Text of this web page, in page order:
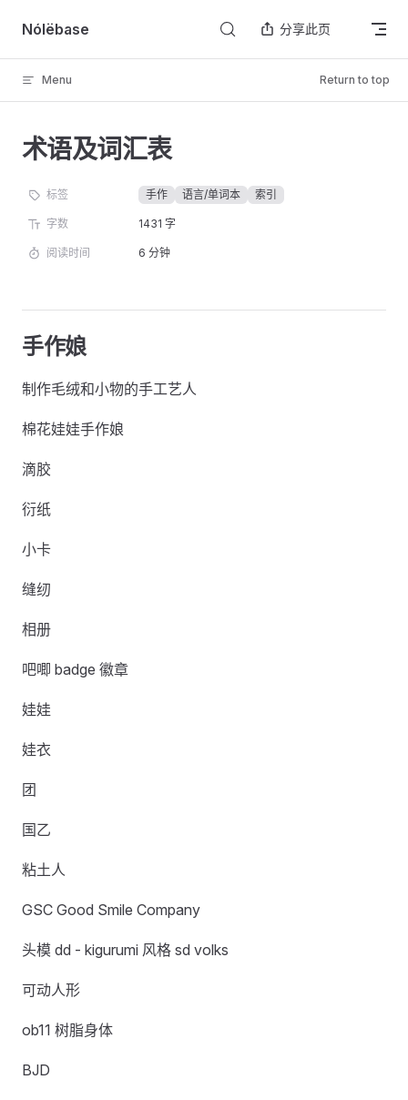
Skip to content
Nólëbase 分享此页
Menu Return to top
术语及词汇表
标签 手作 语言/单词本 索引
字数 1431 字
阅读时间 6 分钟
手作娘
制作毛绒和小物的手工艺人
棉花娃娃手作娘
滴胶
衍纸
小卡
缝纫
相册
吧唧 badge 徽章
娃娃
娃衣
团
国乙
粘土人
GSC Good Smile Company
头模 dd - kigurumi 风格 sd volks
可动人形
ob11 树脂身体
BJD